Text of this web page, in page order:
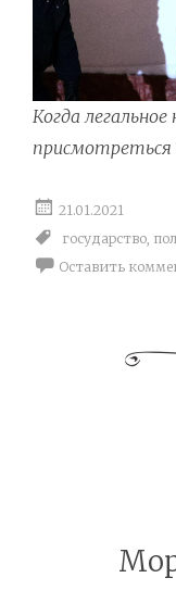
Когда легальное
присмотреться
21.01.2021
государство,
Оставить